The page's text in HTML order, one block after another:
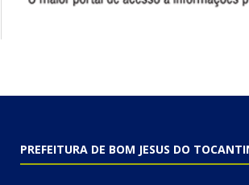
PREFEITURA DE BOM JESUS DO